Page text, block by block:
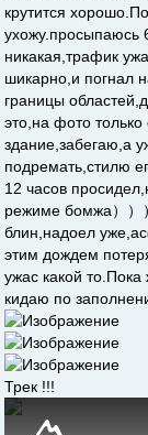
крутится
ухожу.просыпаюсь
никакая,трафик
шикарно,и погнал
границы
это,на фото
здание,забегаю,а
подремать,стилю
12 часов
режиме бомжа））
блин,надоел
этим дождем
ужас какой
кидаю по
Трек !!!